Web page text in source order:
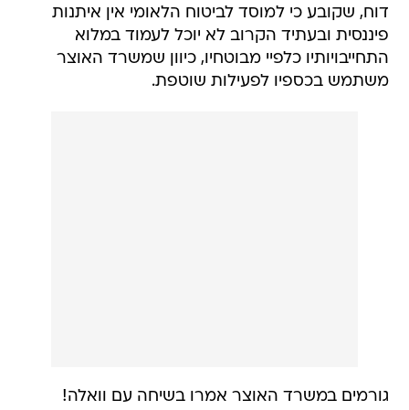
דוח, שקובע כי למוסד לביטוח הלאומי אין איתנות
פיננסית ובעתיד הקרוב לא יוכל לעמוד במלוא
התחייבויותיו כלפיי מבוטחיו, כיוון שמשרד האוצר
משתמש בכספיו לפעילות שוטפת.
גורמים במשרד האוצר אמרו בשיחה עם וואלה!